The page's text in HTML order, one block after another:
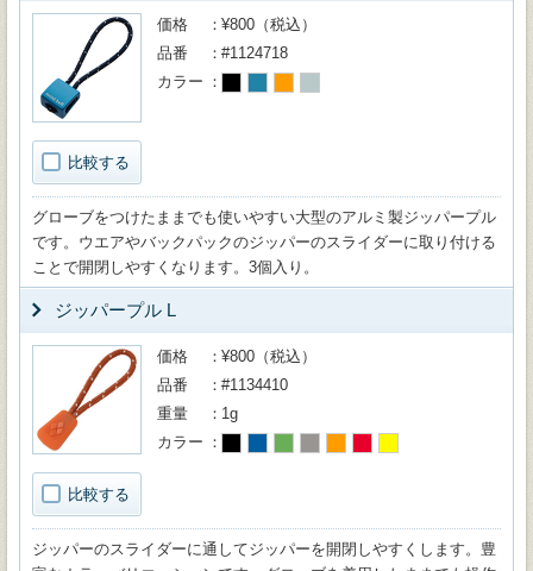
比較する
価格
¥800（税込）
品番
#1124718
カラー
グローブをつけたままでも使いやすい大型のアルミ製ジッパープル
です。ウエアやバックパックのジッパーのスライダーに取り付ける
ことで開閉しやすくなります。3個入り。
ジッパープル L
比較する
価格
¥800（税込）
品番
#1134410
重量
1g
カラー
ジッパーのスライダーに通してジッパーを開閉しやすくします。豊